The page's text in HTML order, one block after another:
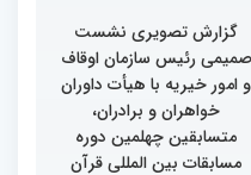
جزئیات سومین روز رقابت
بخش بانوان مسابقات
بین‌المللی قرآن کریم